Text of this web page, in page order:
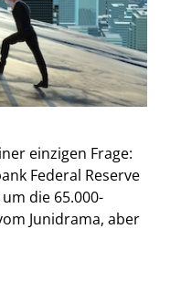
einzigen Frage:
Federal Reserve
die 65.000-
Junidrama, aber